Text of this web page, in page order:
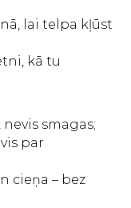
lai telpa kļūst
kā tu
smagas;
par
cieņa – bez